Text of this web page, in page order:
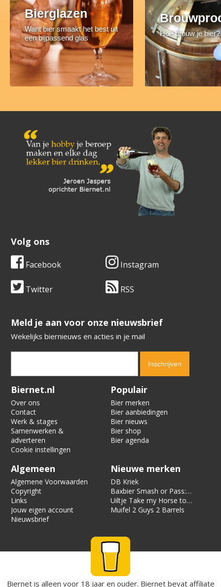
Bierglazen
Want bier smaakt het best uit
een bijpassend glas
Hoe brouw je bier?
Volg ons
Facebook Instagram
Twitter RSS
​​​​​​​Meld je aan voor onze nieuwsbrief
Wekelijks biernieuws en acties in je mail
Verification code:
Biernet.nl
Over ons
Contact
Werk & stages
Samenwerken &
adverteren
Cookie instellingen
Populair
Bier merken
Bier aanbiedingen
Bier nieuws
Bier shop
Bier agenda
Algemeen
Algemene Voorwaarden
Copyright
Links
Jouw eigen account
Nieuwsbrief
Nieuwe merken
DB Kriek
Baxbier Smash or Pass:
Strata
Uiltje Take my Horse to
the Hotel Room
Muifel 2 Guys 2 Barrels
Biernet is alleen voor 18 jaar en ouder. Biernet bevat affiliate